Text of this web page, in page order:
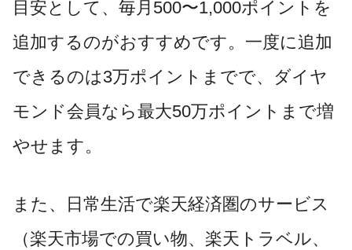
目安として、毎月500〜1,000ポイントを
追加するのがおすすめです。一度に追加
できるのは3万ポイントまでで、ダイヤ
モンド会員なら最大50万ポイントまで増
やせます。
また、日常生活で楽天経済圏のサービス
（楽天市場での買い物、楽天トラベル、